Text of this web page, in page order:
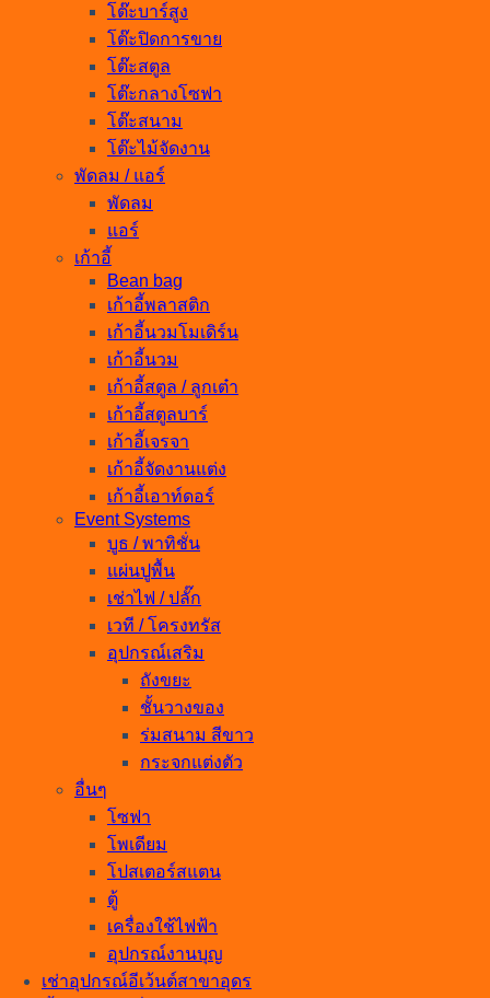
โต๊ะบาร์สูง
โต๊ะปิดการขาย
โต๊ะสตูล
โต๊ะกลางโซฟา
โต๊ะสนาม
โต๊ะไม้จัดงาน
พัดลม / แอร์
พัดลม
แอร์
เก้าอี้
Bean bag
เก้าอี้พลาสติก
เก้าอี้นวมโมเดิร์น
เก้าอี้นวม
เก้าอี้สตูล / ลูกเต๋า
เก้าอี้สตูลบาร์
เก้าอี้เจรจา
เก้าอี้จัดงานแต่ง
เก้าอี้เอาท์ดอร์
Event Systems
บูธ / พาทิชั่น
แผ่นปูพื้น
เช่าไฟ / ปลั๊ก
เวที / โครงทรัส
อุปกรณ์เสริม
ถังขยะ
ชั้นวางของ
ร่มสนาม สีขาว
กระจกแต่งตัว
อื่นๆ
โซฟา
โพเดียม
โปสเตอร์สแตน
ตู้
เครื่องใช้ไฟฟ้า
อุปกรณ์งานบุญ
เช่าอุปกรณ์อีเว้นต์สาขาอุดร